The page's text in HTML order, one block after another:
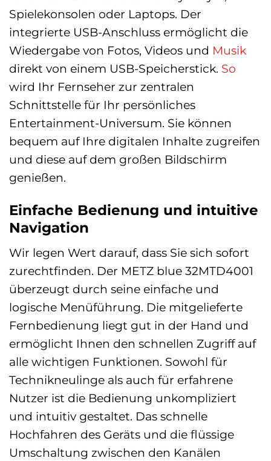
Spielekonsolen oder Laptops. Der
integrierte USB-Anschluss ermöglicht die
Wiedergabe von Fotos, Videos und Musik
direkt von einem USB-Speicherstick. So
wird Ihr Fernseher zur zentralen
Schnittstelle für Ihr persönliches
Entertainment-Universum. Sie können
bequem auf Ihre digitalen Inhalte zugreifen
und diese auf dem großen Bildschirm
genießen.
Einfache Bedienung und intuitive
Navigation
Wir legen Wert darauf, dass Sie sich sofort
zurechtfinden. Der METZ blue 32MTD4001
überzeugt durch seine einfache und
logische Menüführung. Die mitgelieferte
Fernbedienung liegt gut in der Hand und
ermöglicht Ihnen den schnellen Zugriff auf
alle wichtigen Funktionen. Sowohl für
Technikneulinge als auch für erfahrene
Nutzer ist die Bedienung unkompliziert
und intuitiv gestaltet. Das schnelle
Hochfahren des Geräts und die flüssige
Umschaltung zwischen den Kanälen